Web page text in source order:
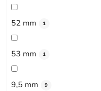
52 mm 1
53 mm 1
9,5 mm 9